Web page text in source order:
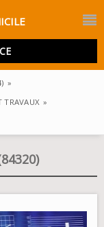
»
TRAVAUX »